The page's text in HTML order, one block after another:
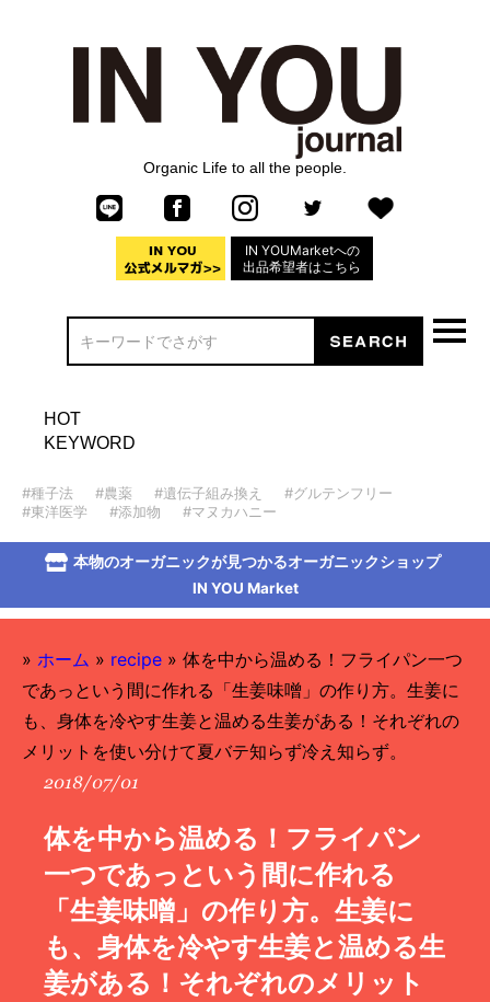
Organic Life to all the people.
IN YOUMarketへの
出品希望者はこちら
HOT
KEYWORD
#種子法 #農薬 #遺伝子組み換え
#グルテンフリー
#東洋医学
#添加物 #マヌカハニー
本物のオーガニックが見つかるオーガニックショップ
IN YOU Market
» ホーム » recipe » 体を中から温める！フライパン一つ
であっという間に作れる「生姜味噌」の作り方。生姜に
も、身体を冷やす生姜と温める生姜がある！それぞれの
メリットを使い分けて夏バテ知らず冷え知らず。
2018/07/01
体を中から温める！フライパン
一つであっという間に作れる
「生姜味噌」の作り方。生姜に
も、身体を冷やす生姜と温める生
姜がある！それぞれのメリット